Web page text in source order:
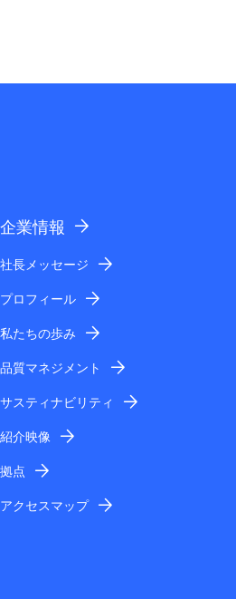
企業情報
社長メッセージ
プロフィール
私たちの歩み
品質マネジメント
サスティナビリティ
紹介映像
拠点
アクセスマップ